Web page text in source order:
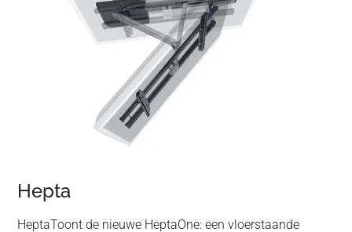
Hepta
HeptaToont de nieuwe HeptaOne: een vloerstaande